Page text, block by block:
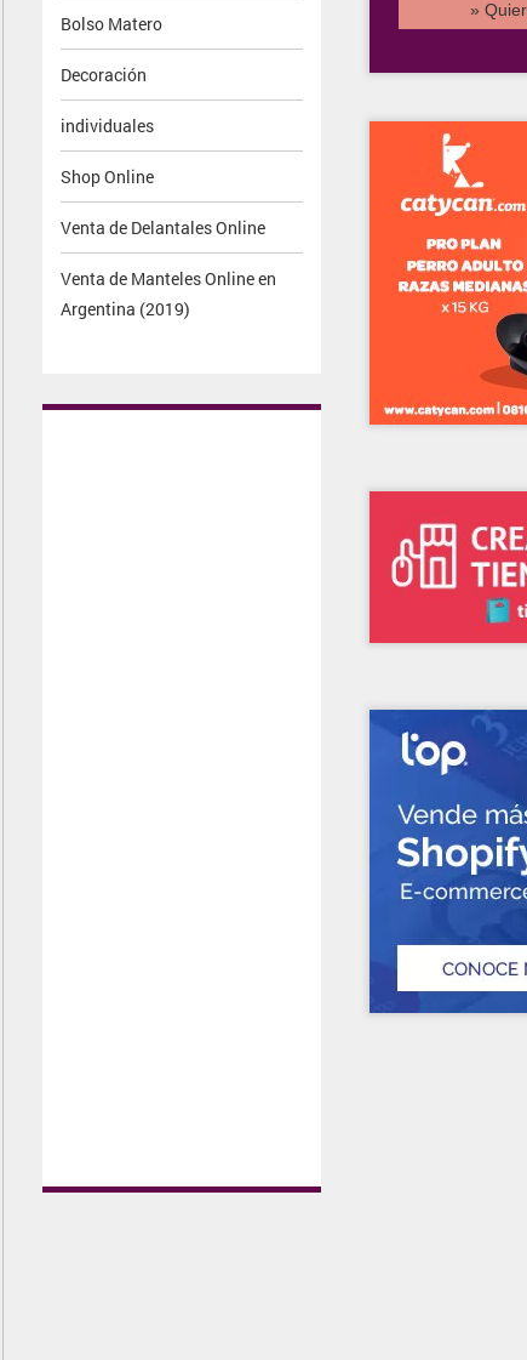
Bolso Matero
Decoración
individuales
Shop Online
Venta de Delantales Online
Venta de Manteles Online en
Argentina (2019)